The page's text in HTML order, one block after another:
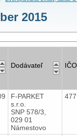
2015
Dodávateľ IČO
F-PARKET
s.r.o.
SNP 578/3,
029 01
Námestovo